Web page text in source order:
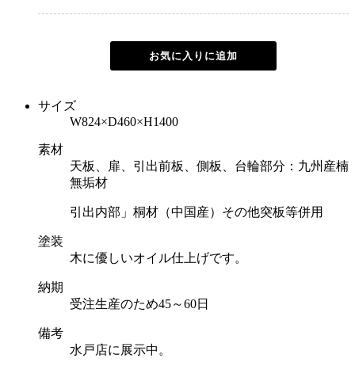
サイズ
W824×D460×H1400
素材
天板、扉、引出前板、側板、台輪部分：九州産楠
無垢材
引出内部」桐材（中国産）その他突板等併用
塗装
木に優しいオイル仕上げです。
納期
受注生産のため45～60日
備考
水戸店に展示中。